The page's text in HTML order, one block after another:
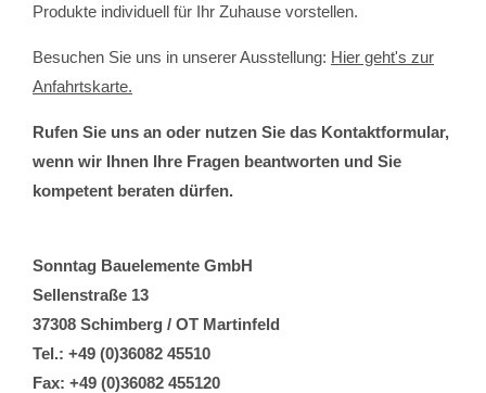
Produkte individuell für Ihr Zuhause vorstellen.
Besuchen Sie uns in unserer Ausstellung: Hier geht's zur
Anfahrtskarte.
Rufen Sie uns an oder nutzen Sie das Kontaktformular,
wenn wir Ihnen Ihre Fragen beantworten und Sie
kompetent beraten dürfen.
Sonntag Bauelemente GmbH
Sellenstraße 13
37308 Schimberg / OT Martinfeld
Tel.: +49 (0)36082 45510
Fax: +49 (0)36082 455120